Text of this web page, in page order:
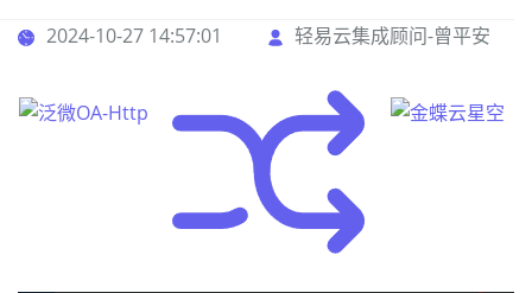
2024-10-27 14:57:01 轻易云集成顾问-曾平安